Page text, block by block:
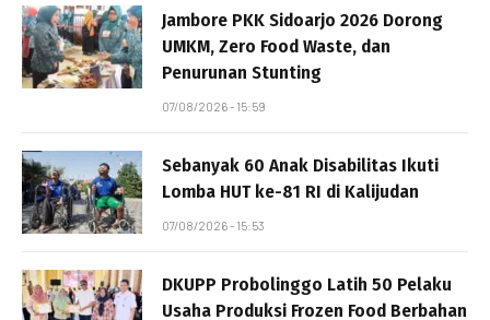
Jambore PKK Sidoarjo 2026 Dorong
UMKM, Zero Food Waste, dan
Penurunan Stunting
07/08/2026 - 15:59
Sebanyak 60 Anak Disabilitas Ikuti
Lomba HUT ke-81 RI di Kalijudan
07/08/2026 - 15:53
DKUPP Probolinggo Latih 50 Pelaku
Usaha Produksi Frozen Food Berbahan